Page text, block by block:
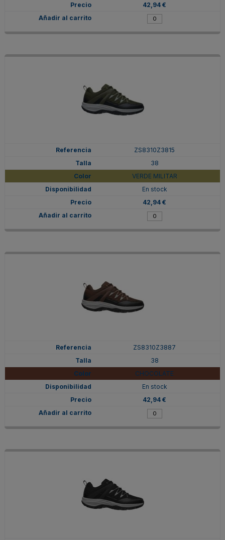
42,94 €
ZS8310Z3815
38
VERDE MILITAR
En stock
42,94 €
ZS8310Z3887
38
CHOCOLATE
En stock
42,94 €